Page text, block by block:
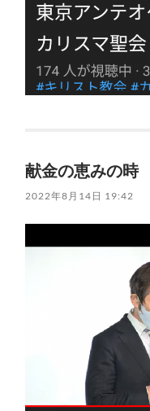
献金の恵みの時
2022年8月14日 19:42